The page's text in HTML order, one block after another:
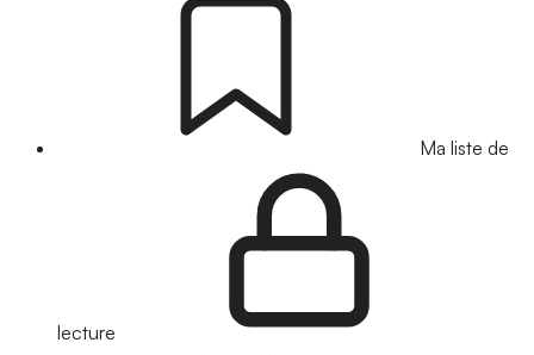
Ma liste de
lecture